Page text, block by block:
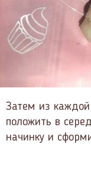
Затем из каждой
положить в
начинку и